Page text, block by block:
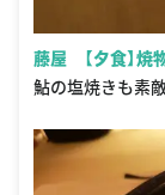
藤屋 【夕食】焼
鮎の塩焼きも素